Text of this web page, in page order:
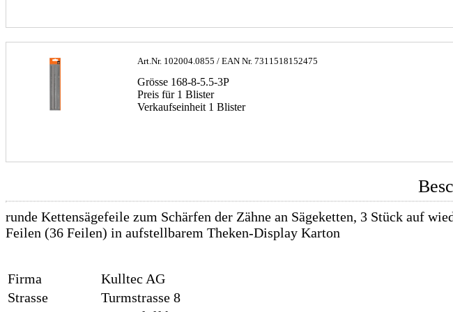
Art.Nr. 102004.0855 / EAN Nr. 7311518152475
Grösse 168-8-5.5-3P
Preis für 1 Blister
Verkaufseinheit 1 Blister
runde Kettensägefeile zum Schärfen der Zähne an Sägeketten, 3 Stück auf
Feilen (36 Feilen) in aufstellbarem Theken-Display Karton
Firma
Kulltec AG
Strasse
Turmstrasse 8